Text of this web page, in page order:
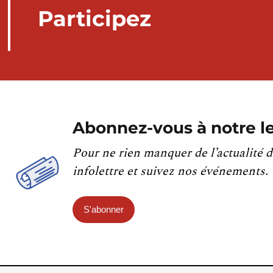
Participez
Abonnez-vous à notre
Pour ne rien manquer de l’actualité
infolettre et suivez nos événements.
S'abonner